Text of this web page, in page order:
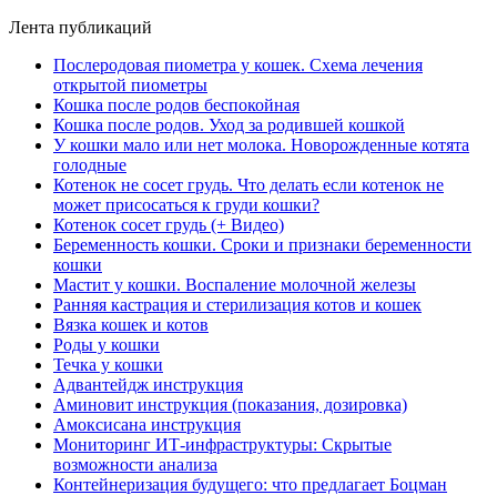
Лента публикаций
Послеродовая пиометра у кошек. Схема лечения
открытой пиометры
Кошка после родов беспокойная
Кошка после родов. Уход за родившей кошкой
У кошки мало или нет молока. Новорожденные котята
голодные
Котенок не сосет грудь. Что делать если котенок не
может присосаться к груди кошки?
Котенок сосет грудь (+ Видео)
Беременность кошки. Сроки и признаки беременности
кошки
Мастит у кошки. Воспаление молочной железы
Ранняя кастрация и стерилизация котов и кошек
Вязка кошек и котов
Роды у кошки
Течка у кошки
Адвантейдж инструкция
Аминовит инструкция (показания, дозировка)
Амоксисана инструкция
Мониторинг ИТ-инфраструктуры: Скрытые
возможности анализа
Контейнеризация будущего: что предлагает Боцман